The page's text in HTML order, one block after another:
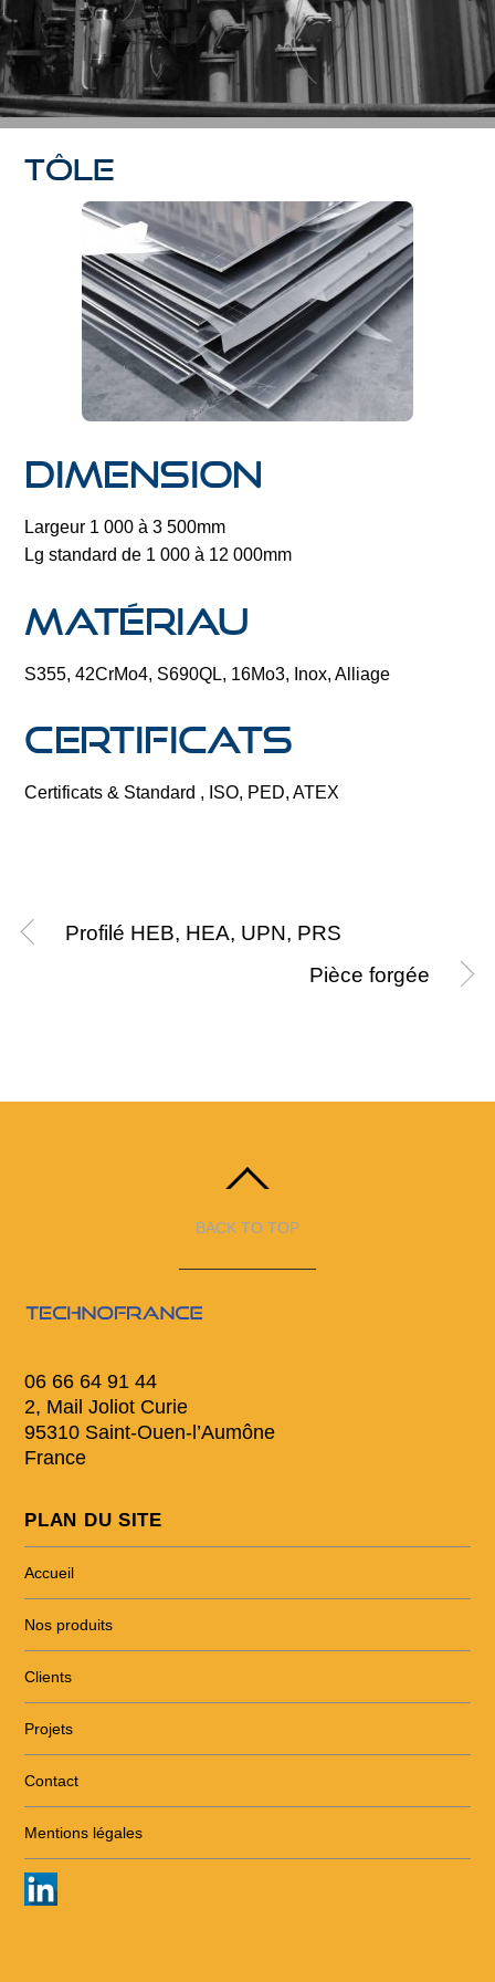
Tôle
Dimension
Largeur 1 000 à 3 500mm
Lg standard de 1 000 à 12 000mm
Matériau
S355, 42CrMo4, S690QL, 16Mo3, Inox, Alliage
Certificats
Certificats & Standard , ISO, PED, ATEX
Profilé HEB, HEA, UPN, PRS
Pièce forgée
BACK TO TOP
06 66 64 91 44
2, Mail Joliot Curie
95310 Saint-Ouen-l’Aumône
France
PLAN DU SITE
Accueil
Nos produits
Clients
Projets
Contact
Mentions légales